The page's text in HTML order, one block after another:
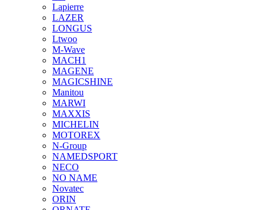
Lapierre
LAZER
LONGUS
Ltwoo
M-Wave
MACH1
MAGENE
MAGICSHINE
Manitou
MARWI
MAXXIS
MICHELIN
MOTOREX
N-Group
NAMEDSPORT
NECO
NO NAME
Novatec
ORIN